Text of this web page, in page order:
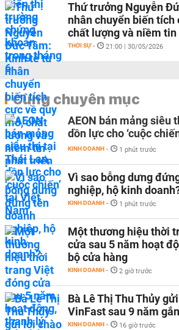
Thứ trưởng Nguyễn
nhân chuyển biến tích
chất lượng và niềm
THỜI SỰ - 21:00 | 30/05/2026
Cùng chuyên mục
AEON bán mảng siêu
dồn lực cho ‘cuộc
KINH DOANH - 1 phút trước
Vì sao bỗng dưng
nghiệp, hộ kinh
KINH DOANH - 1 phút trước
Một thương hiệu thời
cửa sau 5 năm hoạt
bộ cửa hàng
KINH DOANH - 2 giờ trước
Bà Lê Thị Thu Thủy
VinFast sau 9 năm
KINH DOANH - 16 giờ trước